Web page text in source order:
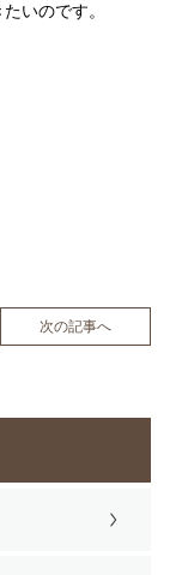
いのです。
次の記事へ